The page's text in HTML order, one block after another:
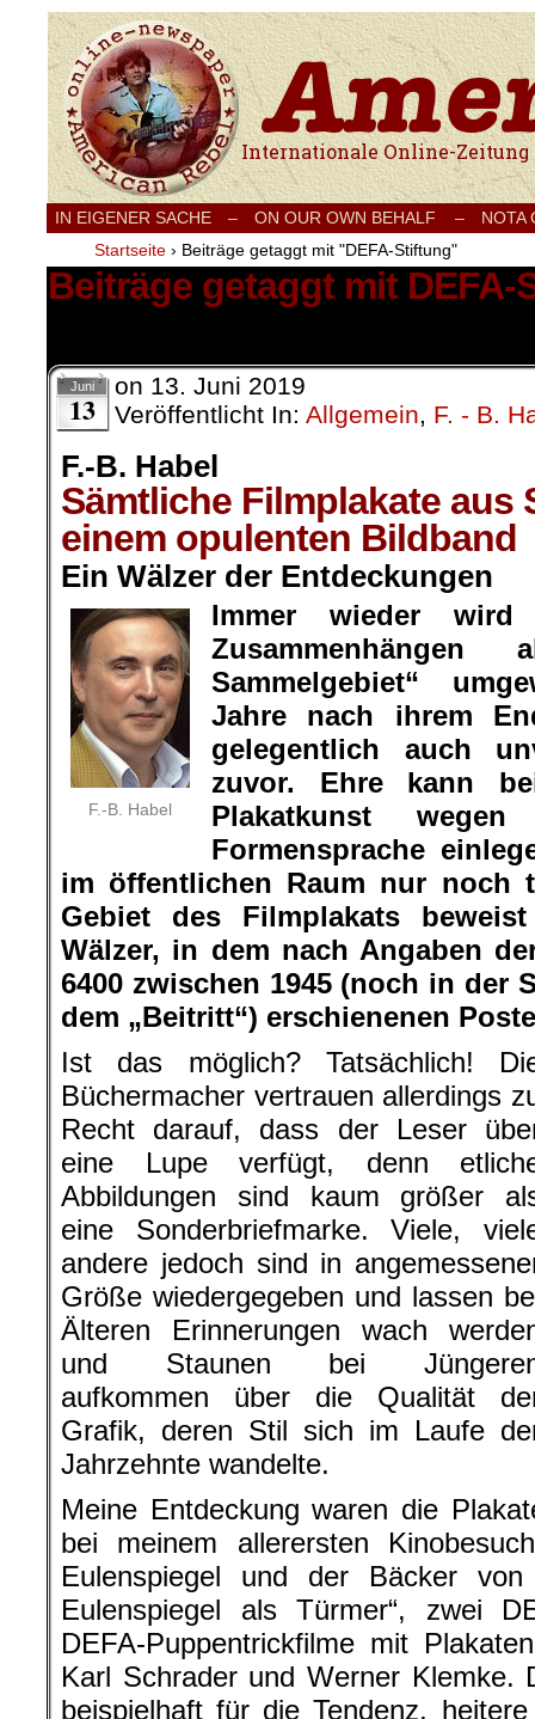
Internationale Onlinezeitung für Frieden,
IN EIGENER SACHE – ON OUR OWN BEHALF –
NOTA
Startseite › Beiträge getaggt mit "DEFA-Stiftung"
Beiträge getaggt mit DEFA-
Juni
13
on 13. Juni 2019
Veröffentlicht In: Allgemein, F. - B.
F.-B. Habel
Sämtliche Filmplakate aus
einem opulenten Bildband
Ein Wälzer der Entdeckungen
F.-B. Habel
Immer wieder
Zusammenhängen
Sammelgebiet“
Jahre nach ihrem
gelegentlich auch
zuvor. Ehre kann
Plakatkunst
Formensprache
im öffentlichen Raum nur noch
Gebiet des Filmplakats
Wälzer, in dem nach Angaben
6400 zwischen 1945 (noch in der
dem „Beitritt“) erschienenen
Ist das möglich? Tatsächlich!
Büchermacher vertrauen allerdings
Recht darauf, dass der Leser
eine Lupe verfügt, denn
Abbildungen sind kaum größer
eine Sonderbriefmarke. Viele,
andere jedoch sind in
Größe wiedergegeben und lassen
Älteren Erinnerungen wach
und Staunen bei
aufkommen über die Qualität
Grafik, deren Stil sich im Laufe
Jahrzehnte wandelte.
Meine Entdeckung waren die
bei meinem allerersten
Eulenspiegel und der Bäcker von
Eulenspiegel als Türmer“, zwei
DEFA-Puppentrickfilme mit
Karl Schrader und Werner Klemke.
beispielhaft für die Tendenz,